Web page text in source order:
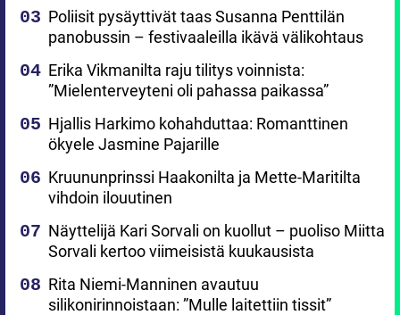
Poliisit pysäyttivät taas Susanna Penttilän
panobussin – festivaaleilla ikävä välikohtaus
Erika Vikmanilta raju tilitys voinnista:
”Mielenterveyteni oli pahassa paikassa”
Hjallis Harkimo kohahduttaa: Romanttinen
ökyele Jasmine Pajarille
Kruununprinssi Haakonilta ja Mette-Maritilta
vihdoin ilouutinen
Näyttelijä Kari Sorvali on kuollut – puoliso Miitta
Sorvali kertoo viimeisistä kuukausista
Rita Niemi-Manninen avautuu
silikonirinnoistaan: ”Mulle laitettiin tissit”